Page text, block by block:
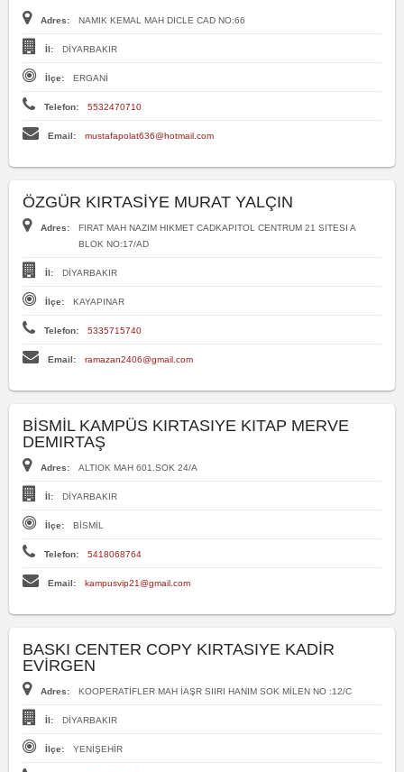
Adres: NAMIK KEMAL MAH DICLE CAD NO:66
İl: DİYARBAKIR
İlçe: ERGANİ
Telefon: 5532470710
Email: mustafapolat636@hotmail.com
ÖZGÜR KIRTASİYE MURAT YALÇIN
Adres:
FIRAT MAH NAZIM HIKMET CADKAPITOL CENTRUM 21 SITESI A
BLOK NO:17/AD
İl: DİYARBAKIR
İlçe: KAYAPINAR
Telefon: 5335715740
Email: ramazan2406@gmail.com
BİSMİL KAMPÜS KIRTASIYE KITAP MERVE
DEMIRTAŞ
Adres: ALTIOK MAH 601.SOK 24/A
İl: DİYARBAKIR
İlçe: BİSMİL
Telefon: 5418068764
Email: kampusvip21@gmail.com
BASKI CENTER COPY KIRTASIYE KADİR
EVİRGEN
Adres: KOOPERATİFLER MAH İAŞR SIIRI HANIM SOK MİLEN NO :12/C
İl: DİYARBAKIR
İlçe: YENİŞEHİR